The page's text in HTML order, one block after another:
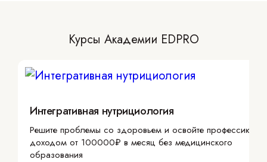
Курсы Академии EDPRO
Интегративная нутрициология
Решите проблемы со здоровьем и освойте профессию с
доходом от 100000₽ в месяц без медицинского
образования